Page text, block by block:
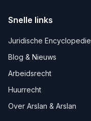
Snelle links
Juridische Encyclopedie
Blog & Nieuws
Arbeidsrecht
Huurrecht
Over Arslan & Arslan